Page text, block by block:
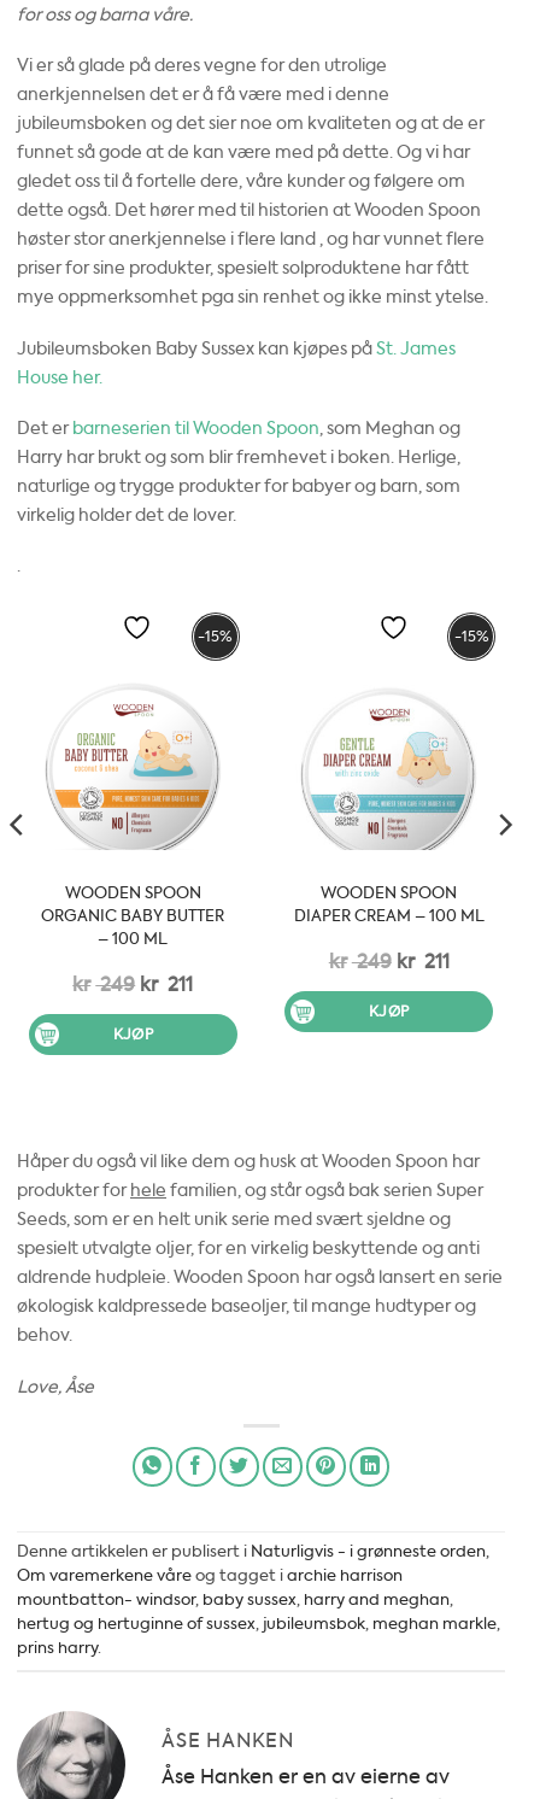
for oss og barna våre.
Vi er så glade på deres vegne for den utrolige
anerkjennelsen det er å få være med i denne
jubileumsboken og det sier noe om kvaliteten og at de er
funnet så gode at de kan være med på dette. Og vi har
gledet oss til å fortelle dere, våre kunder og følgere om
dette også. Det hører med til historien at Wooden Spoon
høster stor anerkjennelse i flere land , og har vunnet flere
priser for sine produkter, spesielt solproduktene har fått
mye oppmerksomhet pga sin renhet og ikke minst ytelse.
Jubileumsboken Baby Sussex kan kjøpes påSt. James
House her.
Det erbarneserien til Wooden Spoon, som Meghan og
Harry har brukt og som blir fremhevet i boken. Herlige,
naturlige og trygge produkter for babyer og barn, som
virkelig holder det de lover.
.
-15%
WOODEN SPOON
ORGANIC BABY BUTTER
– 100 ML
kr249 Opprinnelig
pris
var:
kr 211Nåværende
pris
KJØP
-15%
WOODEN SPOON
DIAPER CREAM – 100 ML
kr 249 Opprinnelig
pris
var:
kr 211
pris
KJØP
Håper du også vil like dem og husk at Wooden Spoon har
produkter forhele familien, og står også bak serien Super
Seeds, som er en helt unik serie med svært sjeldne og
spesielt utvalgte oljer, for en virkelig beskyttende og anti
aldrende hudpleie. Wooden Spoon har også lansert en serie
økologisk kaldpressede baseoljer, til mange hudtyper og
behov.
Love, Åse
Denne artikkelen er publisert i Naturligvis - i grønneste orden,
Om varemerkene våreog tagget iarchie harrison
mountbatton- windsor, baby sussex, harry and meghan,
hertug og hertuginne of sussex, jubileumsbok, meghan markle,
prins harry.
ÅSE HANKEN
Åse Hanken er en av eierne av